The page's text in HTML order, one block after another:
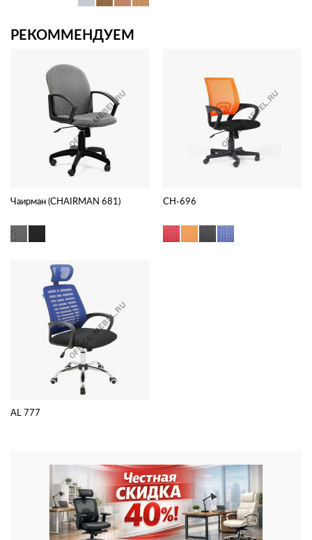
РЕКОММЕНДУЕМ
Чаирман (CHAIRMAN 681) CH-696
AL 777